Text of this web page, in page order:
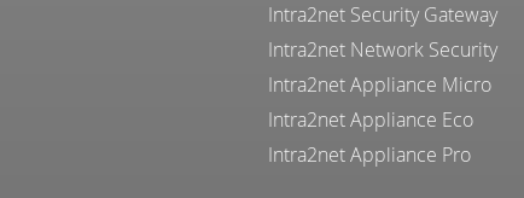
Intra2net Security Gateway
Intra2net Network Security
Intra2net Appliance Micro
Intra2net Appliance Eco
Intra2net Appliance Pro